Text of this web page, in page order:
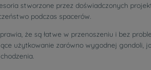
stworzone przez doświadczonych
podczas spacerów.
że są łatwe w przenoszeniu i bez
użytkowanie zarówno wygodnej gondoli,